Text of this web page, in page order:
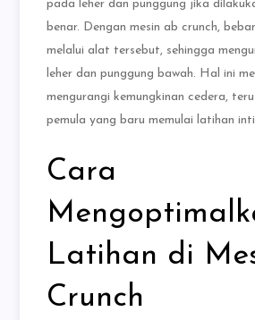
pada leher dan punggung jika
benar. Dengan mesin ab crunch,
melalui alat tersebut, sehingga
leher dan punggung bawah. Hal ini
mengurangi kemungkinan cedera,
pemula yang baru memulai latihan
Cara
Latihan di
Crunch